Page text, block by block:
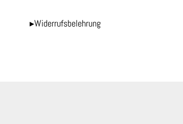
▸Widerrufsbelehrung